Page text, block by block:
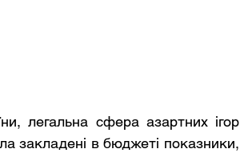
легальна сфера азартних ігор
закладені в бюджеті показники,